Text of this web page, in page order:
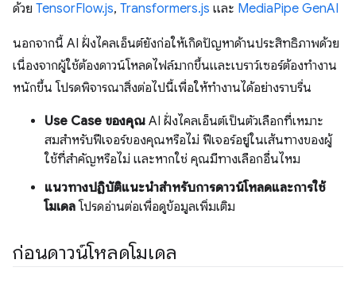
ด้วย TensorFlow.js, Transformers.js และ MediaPipe GenAI
นอกจากนี้ AI ฝั่งไคลเอ็นต์ยังก่อให้เกิดปัญหาด้านประสิทธิภาพด้วย
เนื่องจากผู้ใช้ต้องดาวน์โหลดไฟล์มากขึ้นและเบราว์เซอร์ต้องทำงาน
หนักขึ้น โปรดพิจารณาสิ่งต่อไปนี้เพื่อให้ทำงานได้อย่างราบรื่น
Use Case ของคุณ AI ฝั่งไคลเอ็นต์เป็นตัวเลือกที่เหมาะ
สมสําหรับฟีเจอร์ของคุณหรือไม่ ฟีเจอร์อยู่ในเส้นทางของผู้
ใช้ที่สําคัญหรือไม่ และหากใช่ คุณมีทางเลือกอื่นไหม
แนวทางปฏิบัติแนะนำสำหรับการดาวน์โหลดและการใช้
โมเดล โปรดอ่านต่อเพื่อดูข้อมูลเพิ่มเติม
ก่อนดาวน์โหลดโมเดล